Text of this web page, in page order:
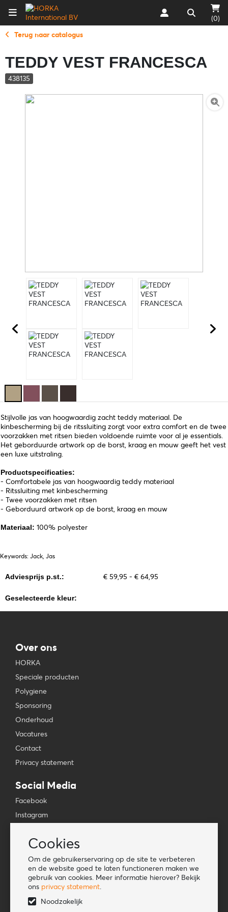
Cookies
Om de gebruikerservaring op de site te verbeteren
en de website goed te laten functioneren maken we
gebruik van cookies. Meer informatie hierover? Bekijk
ons privacy statement.
Noodzakelijk
(0)
Terug naar catalogus
TEDDY VEST FRANCESCA
438135
Stijlvolle jas van hoogwaardig zacht teddy materiaal. De
kinbescherming bij de ritssluiting zorgt voor extra comfort en de twee
voorzakken met ritsen bieden voldoende ruimte voor al je essentials.
Het geborduurde artwork op de borst, kraag en mouw geeft het vest
een luxe uitstraling.
Productspecificaties:
- Comfortabele jas van hoogwaardig teddy materiaal
- Ritssluiting met kinbescherming
- Twee voorzakken met ritsen
- Geborduurd artwork op de borst, kraag en mouw
Materiaal: 100% polyester
Keywords: Jack, Jas
Adviesprijs p.st.: € 59,95 - € 64,95
Geselecteerde kleur:
Over ons
HORKA
Speciale producten
Polygiene
Sponsoring
Onderhoud
Vacatures
Contact
Privacy statement
Social Media
Facebook
Instagram
TikTok
Tools
Lookbook
Nieuwe klant